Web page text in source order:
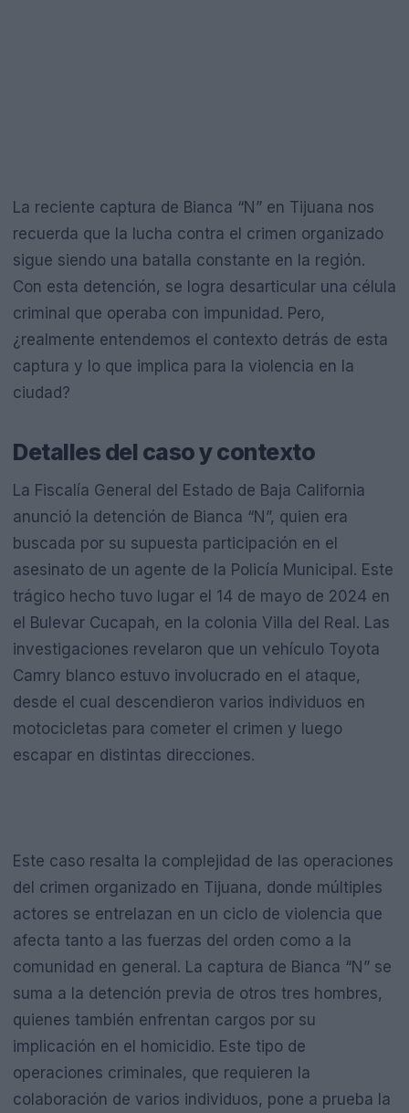
La reciente captura de Bianca “N” en Tijuana nos
recuerda que la lucha contra el crimen organizado
sigue siendo una batalla constante en la región.
Con esta detención, se logra desarticular una célula
criminal que operaba con impunidad. Pero,
¿realmente entendemos el contexto detrás de esta
captura y lo que implica para la violencia en la
ciudad?
Detalles del caso y contexto
La Fiscalía General del Estado de Baja California
anunció la detención de Bianca “N”, quien era
buscada por su supuesta participación en el
asesinato de un agente de la Policía Municipal. Este
trágico hecho tuvo lugar el 14 de mayo de 2024 en
el Bulevar Cucapah, en la colonia Villa del Real. Las
investigaciones revelaron que un vehículo Toyota
Camry blanco estuvo involucrado en el ataque,
desde el cual descendieron varios individuos en
motocicletas para cometer el crimen y luego
escapar en distintas direcciones.
Este caso resalta la complejidad de las operaciones
del crimen organizado en Tijuana, donde múltiples
actores se entrelazan en un ciclo de violencia que
afecta tanto a las fuerzas del orden como a la
comunidad en general. La captura de Bianca “N” se
suma a la detención previa de otros tres hombres,
quienes también enfrentan cargos por su
implicación en el homicidio. Este tipo de
operaciones criminales, que requieren la
colaboración de varios individuos, pone a prueba la